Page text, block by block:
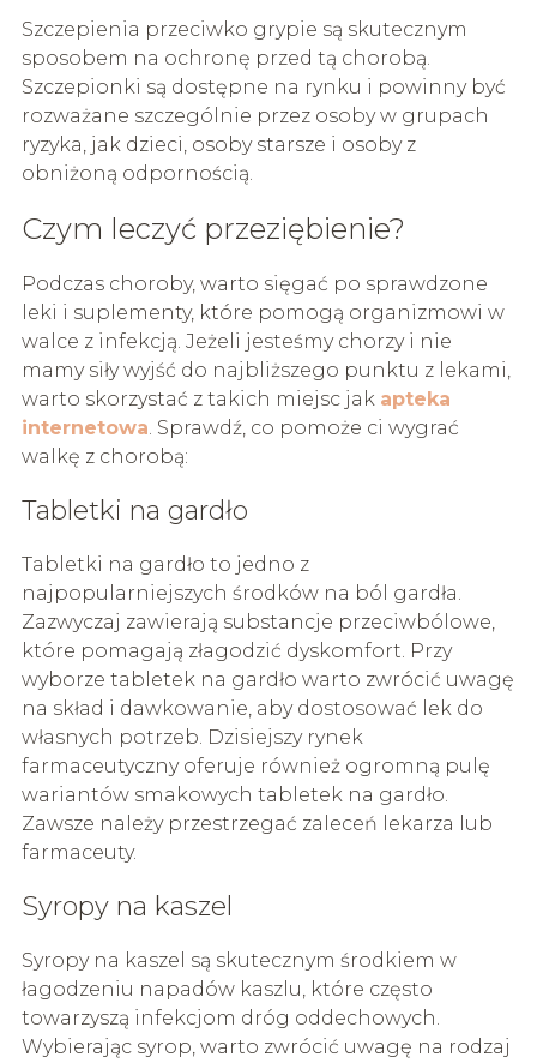
Szczepienia przeciwko grypie są skutecznym
sposobem na ochronę przed tą chorobą.
Szczepionki są dostępne na rynku i powinny być
rozważane szczególnie przez osoby w grupach
ryzyka, jak dzieci, osoby starsze i osoby z
obniżoną odpornością.
Czym leczyć przeziębienie?
Podczas choroby, warto sięgać po sprawdzone
leki i suplementy, które pomogą organizmowi w
walce z infekcją. Jeżeli jesteśmy chorzy i nie
mamy siły wyjść do najbliższego punktu z lekami,
warto skorzystać z takich miejsc jak apteka
internetowa. Sprawdź, co pomoże ci wygrać
walkę z chorobą:
Tabletki na gardło
Tabletki na gardło to jedno z
najpopularniejszych środków na ból gardła.
Zazwyczaj zawierają substancje przeciwbólowe,
które pomagają złagodzić dyskomfort. Przy
wyborze tabletek na gardło warto zwrócić uwagę
na skład i dawkowanie, aby dostosować lek do
własnych potrzeb. Dzisiejszy rynek
farmaceutyczny oferuje również ogromną pulę
wariantów smakowych tabletek na gardło.
Zawsze należy przestrzegać zaleceń lekarza lub
farmaceuty.
Syropy na kaszel
Syropy na kaszel są skutecznym środkiem w
łagodzeniu napadów kaszlu, które często
towarzyszą infekcjom dróg oddechowych.
Wybierając syrop, warto zwrócić uwagę na rodzaj